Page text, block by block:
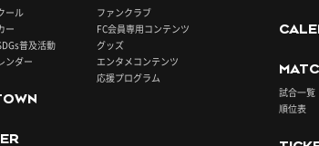
ール
ー
普及活動
ンダー
ファンクラブ
FC会員専用コンテンツ
グッズ
エンタメコンテンツ
応援プログラム
試合一覧
順位表